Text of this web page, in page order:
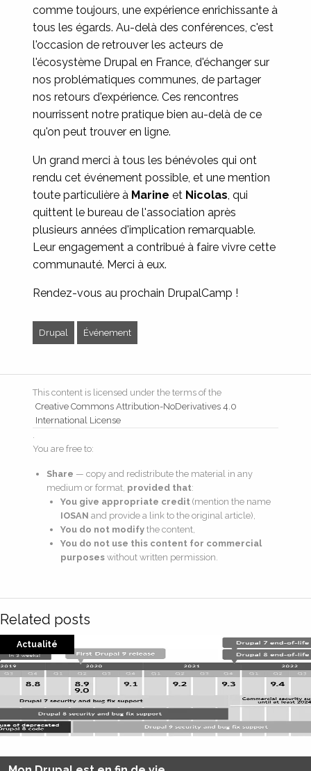
comme toujours, une expérience enrichissante à
tous les égards. Au-delà des conférences, c'est
l'occasion de retrouver les acteurs de
l'écosystème Drupal en France, d'échanger sur
nos problématiques communes, de partager
nos retours d'expérience. Ces rencontres
nourrissent notre pratique bien au-delà de ce
qu'on peut trouver en ligne.
Un grand merci à tous les bénévoles qui ont
rendu cet événement possible, et une mention
toute particulière à Marine et Nicolas , qui
quittent le bureau de l'association après
plusieurs années d'implication remarquable.
Leur engagement a contribué à faire vivre cette
communauté. Merci à eux.
Rendez-vous au prochain DrupalCamp !
Drupal Événement
This content is licensed under the terms of the
Creative Commons Attribution-NoDerivatives 4.0
International License
You are free to:
Share — copy and redistribute the material in any
medium or format, provided that:
You give appropriate credit (mention the name
IOSAN and provide a link to the original article),
You do not modify the content,
You do not use this content for commercial
purposes without written permission.
Related posts
Actualité